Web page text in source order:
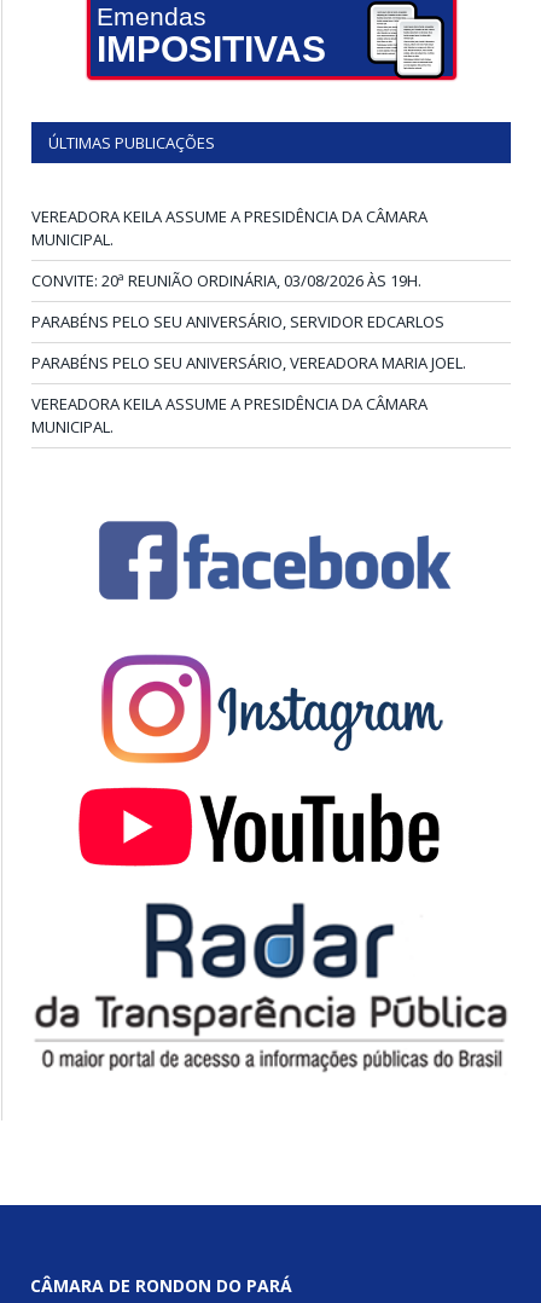
Emendas
IMPOSITIVAS
ÚLTIMAS PUBLICAÇÕES
VEREADORA KEILA ASSUME A PRESIDÊNCIA DA CÂMARA
MUNICIPAL.
CONVITE: 20ª REUNIÃO ORDINÁRIA, 03/08/2026 ÀS 19H.
PARABÉNS PELO SEU ANIVERSÁRIO, SERVIDOR EDCARLOS
PARABÉNS PELO SEU ANIVERSÁRIO, VEREADORA MARIA JOEL.
VEREADORA KEILA ASSUME A PRESIDÊNCIA DA CÂMARA
MUNICIPAL.
CÂMARA DE RONDON DO PARÁ